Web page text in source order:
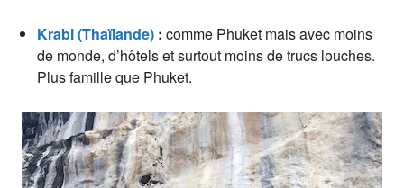
Krabi (Thaïlande) : comme Phuket mais avec moins
de monde, d’hôtels et surtout moins de trucs louches.
Plus famille que Phuket.